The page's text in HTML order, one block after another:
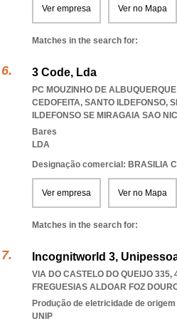
Ver empresa Ver no Mapa
Matches in the search for:
3 Code, Lda
PC MOUZINHO DE
CEDOFEITA, SANTO ILDEFONSO,
ILDEFONSO SE MIRAGAIA SAO
Bares
LDA
Designação comercial: BRASILIA
Ver empresa Ver no Mapa
Matches in the search for:
Incognitworld 3,
VIA DO CASTELO DO QUEIJO
FREGUESIAS ALDOAR FOZ
Produção de eletricidade de
UNIP